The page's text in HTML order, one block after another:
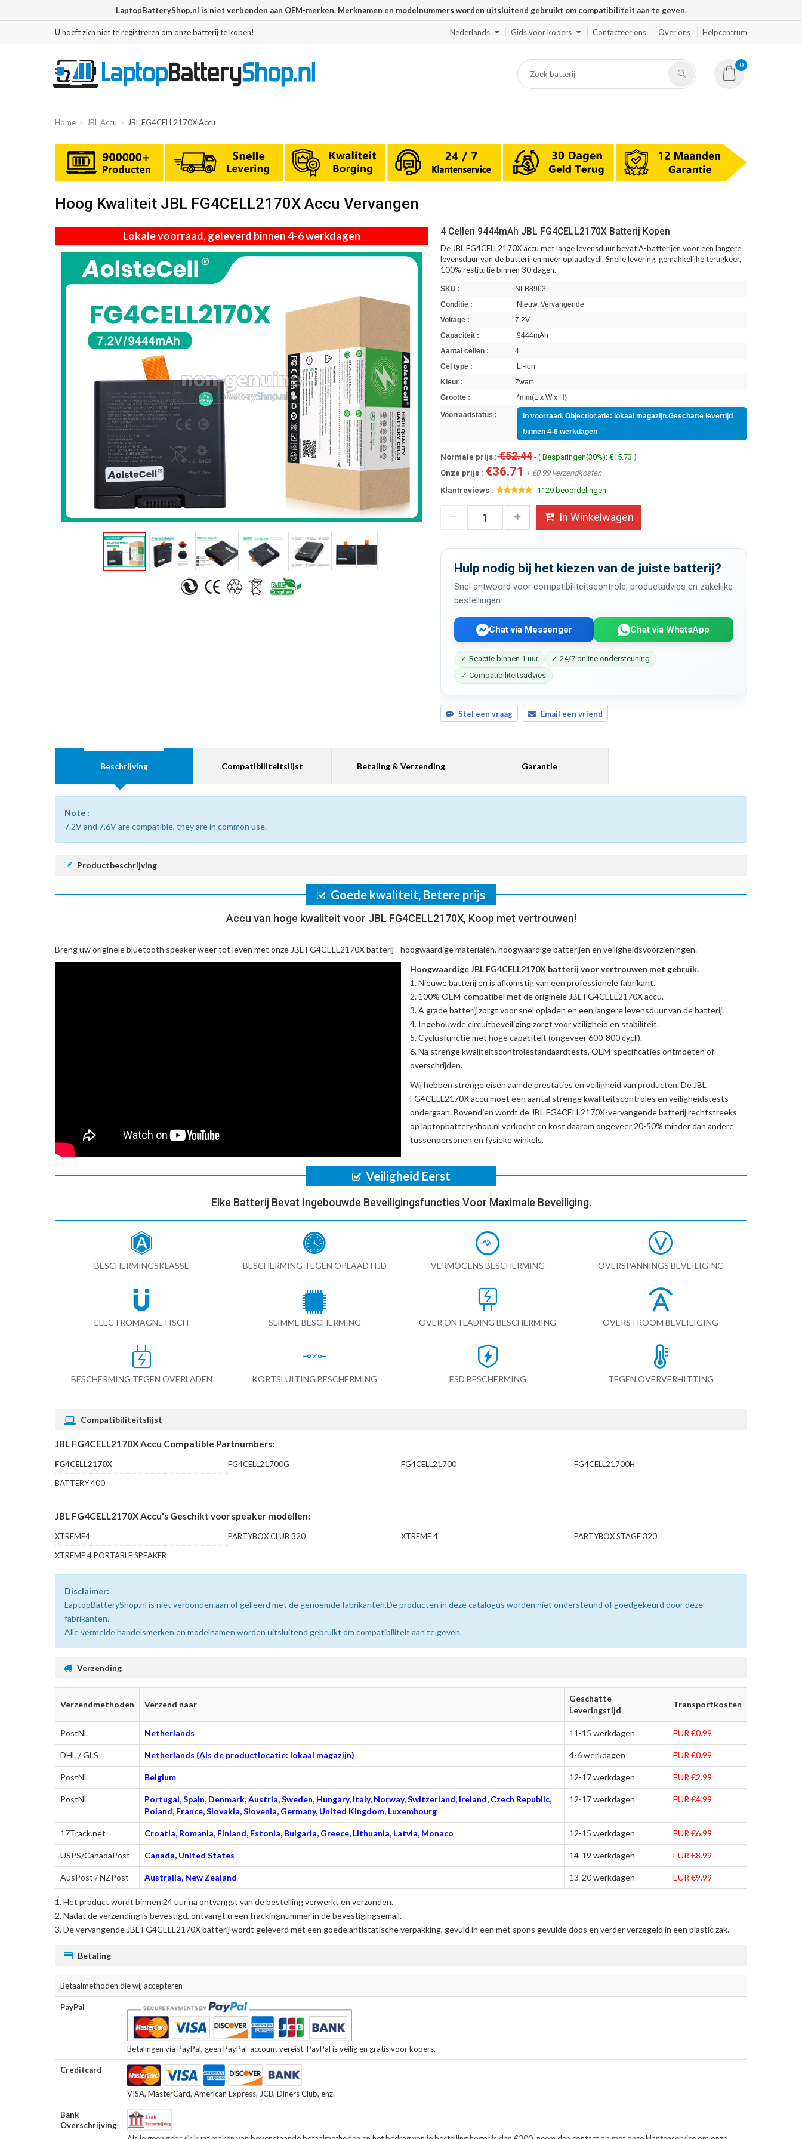
LaptopBatteryShop.nl is niet verbonden aan OEM-merken. Merknamen en modelnummers worden uitsluitend gebruikt om compatibiliteit aan te geven.
U hoeft zich niet te registreren om onze batterij te kopen! Nederlands Gids voor kopers Contacteer ons Over ons Helpcentrum
0
Home JBL Accu JBL FG4CELL2170X Accu
Hoog Kwaliteit JBL FG4CELL2170X Accu Vervangen
Lokale voorraad, geleverd binnen 4-6 werkdagen 4 Cellen 9444mAh JBL FG4CELL2170X Batterij Kopen
De JBL FG4CELL2170X accu met lange levensduur bevat A-batterijen voor een langere
levensduur van de batterij en meer oplaadcycli. Snelle levering, gemakkelijke terugkeer,
100% restitutie binnen 30 dagen.
SKU :
NLB8963
Conditie :
Nieuw, Vervangende
Voltage :
7.2V
Capaciteit :
9444mAh
Aantal cellen :
4
Cel type :
Li-ion
Kleur :
Zwart
Grootte :
*mm(L x W x H)
Voorraadstatus :
In voorraad. Objectlocatie: lokaal magazijn.Geschatte levertijd
binnen 4-6 werkdagen
Normale prijs :€52.44- ( Besparingen(30%): €15.73 )
Onze prijs : €36.71 + €0.99 verzendkosten
Klantreviews :
1129 beoordelingen
In Winkelwagen
Hulp nodig bij het kiezen van de juiste batterij?
Snel antwoord voor compatibiliteitscontrole, productadvies en zakelijke
bestellingen.
Chat via Messenger Chat via WhatsApp
✓ Reactie binnen 1 uur
✓ 24/7 online ondersteuning
✓ Compatibiliteitsadvies
Stel een vraag Email een vriend
Beschrijving Compatibiliteitslijst Betaling & Verzending Garantie
Note :
7.2V and 7.6V are compatible, they are in common use.
Productbeschrijving
Goede kwaliteit, Betere prijs
Accu van hoge kwaliteit voor JBL FG4CELL2170X, Koop met vertrouwen!
Breng uw originele bluetooth speaker weer tot leven met onze JBL FG4CELL2170X batterij - hoogwaardige materialen, hoogwaardige batterijen en veiligheidsvoorzieningen.
Hoogwaardige JBL FG4CELL2170X batterij voor vertrouwen met gebruik.
Nieuwe batterij en is afkomstig van een professionele fabrikant.
100% OEM-compatibel met deoriginele JBL FG4CELL2170X accu.
A grade batterij zorgt voor snel opladen en een langere levensduur van de batterij.
Ingebouwde circuitbeveiliging zorgt voor veiligheid en stabiliteit.
Cyclusfunctie met hoge capaciteit (ongeveer 600-800 cycli).
Na strenge kwaliteitscontrolestandaardtests, OEM-specificaties ontmoeten of
overschrijden.
Wij hebben strenge eisen aan de prestaties en veiligheid van producten. De JBL
FG4CELL2170X accu moet een aantal strenge kwaliteitscontroles en veiligheidstests
ondergaan. Bovendien wordt de JBL FG4CELL2170X-vervangende batterijrechtstreeks
op laptopbatteryshop.nl verkocht en kost daarom ongeveer 20-50% minder dan andere
tussenpersonen en fysieke winkels.
Veiligheid Eerst
Elke Batterij Bevat Ingebouwde Beveiligingsfuncties Voor Maximale Beveiliging.
BESCHERMINGSKLASSE BESCHERMING TEGEN OPLAADTIJD VERMOGENS BESCHERMING OVERSPANNINGS BEVEILIGING
ELECTROMAGNETISCH SLIMME BESCHERMING OVER ONTLADING BESCHERMING OVERSTROOM BEVEILIGING
BESCHERMING TEGEN OVERLADEN KORTSLUITING BESCHERMING ESD BESCHERMING TEGEN OVERVERHITTING
Compatibiliteitslijst
JBL FG4CELL2170X Accu Compatible Partnumbers:
FG4CELL2170X FG4CELL21700G FG4CELL21700
FG4CELL21700H
BATTERY 400
JBL FG4CELL2170X Accu's Geschikt voor speaker modellen:
XTREME4 PARTYBOX CLUB 320 XTREME 4
PARTYBOX STAGE 320
XTREME 4 PORTABLE SPEAKER
Disclaimer:
LaptopBatteryShop.nl is niet verbonden aan of gelieerd met de genoemde fabrikanten.De producten in deze catalogus worden niet ondersteund of goedgekeurd door deze
fabrikanten.
Alle vermelde handelsmerken en modelnamen worden uitsluitend gebruikt om compatibiliteit aan te geven.
Verzending
Verzendmethoden Verzend naar
Geschatte
Leveringstijd
Transportkosten
PostNL Netherlands 11-15 werkdagen EUR €0.99
DHL / GLS Netherlands (Als de productlocatie: lokaal magazijn) 4-6 werkdagen EUR €0.99
PostNL Belgium 12-17 werkdagen EUR €2.99
PostNL
Portugal, Spain, Denmark, Austria, Sweden, Hungary, Italy, Norway, Switzerland, Ireland, Czech Republic,
Poland, France, Slovakia, Slovenia, Germany, United Kingdom, Luxembourg
12-17 werkdagen EUR €4.99
17Track.net Croatia, Romania, Finland, Estonia, Bulgaria, Greece, Lithuania, Latvia, Monaco 12-15 werkdagen EUR €6.99
USPS/CanadaPost Canada, United States 14-19 werkdagen EUR €8.99
AusPost / NZPost Australia, New Zealand 13-20 werkdagen EUR €9.99
Het product wordt binnen 24 uur na ontvangst van de bestelling verwerkt en verzonden.
Nadat de verzending is bevestigd, ontvangt u een trackingnummer in de bevestigingsemail.
Devervangende JBL FG4CELL2170X batterijwordt geleverd met een goede antistatische verpakking, gevuld in een met spons gevulde doos en verder verzegeld in een plastic zak.
Betaling
Betaalmethoden die wij accepteren
PayPal
Betalingen via PayPal, geen PayPal-account vereist. PayPal is veilig en gratis voor kopers.
Creditcard
VISA, MasterCard, American Express, JCB, Diners Club, enz.
Bank
Overschrijving